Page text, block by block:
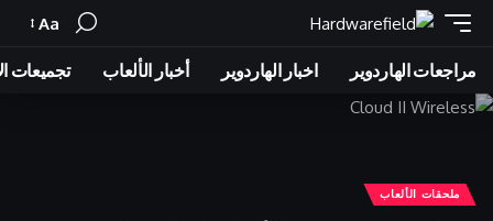
Font
Resizer
Aa
مراجعات الهاردوير اخبار الهاردوير أخبار الألعاب تجميعات
ملحقات الألعاب